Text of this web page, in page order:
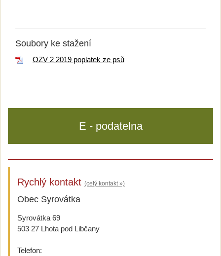
Soubory ke stažení
OZV 2 2019 poplatek ze psů
E - podatelna
Rychlý kontakt (celý kontakt »)
Obec Syrovátka
Syrovátka 69
503 27 Lhota pod Libčany
Telefon: